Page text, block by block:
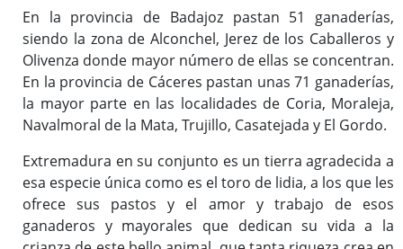
En la provincia de Badajoz pastan 51 ganaderías,
siendo la zona de Alconchel, Jerez de los Caballeros y
Olivenza donde mayor número de ellas se concentran.
En la provincia de Cáceres pastan unas 71 ganaderías,
la mayor parte en las localidades de Coria, Moraleja,
Navalmoral de la Mata, Trujillo, Casatejada y El Gordo.
Extremadura en su conjunto es un tierra agradecida a
esa especie única como es el toro de lidia, a los que les
ofrece sus pastos y el amor y trabajo de esos
ganaderos y mayorales que dedican su vida a la